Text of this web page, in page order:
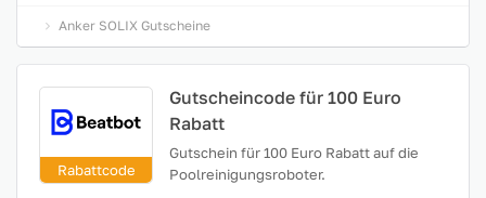
Anker SOLIX Gutscheine
Rabattcode
Gutscheincode für 100 Euro
Rabatt
Gutschein für 100 Euro Rabatt auf die
Poolreinigungsroboter.